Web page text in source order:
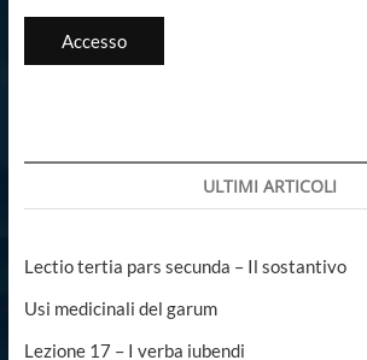
Accesso
ULTIMI ARTICOLI
Lectio tertia pars secunda – Il sostantivo
Usi medicinali del garum
Lezione 17 – I verba iubendi